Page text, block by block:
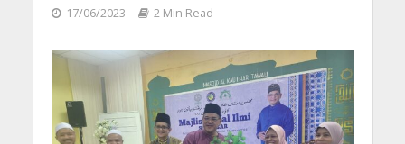
17/06/2023 2 Min Read